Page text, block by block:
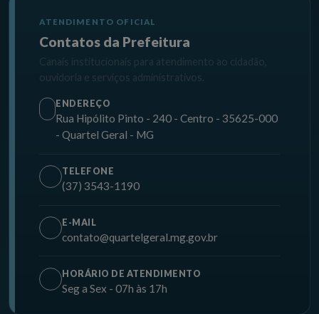
ATENDIMENTO OFICIAL
Contatos da Prefeitura
Canais institucionais para atendimento ao cidadão,
ouvidoria e serviços administrativos.
ENDEREÇO
Rua Hipólito Pinto - 240 - Centro - 35625-000
- Quartel Geral - MG
TELEFONE
(37) 3543-1190
E-MAIL
contato@quartelgeral.mg.gov.br
HORÁRIO DE ATENDIMENTO
Seg a Sex - 07h às 17h